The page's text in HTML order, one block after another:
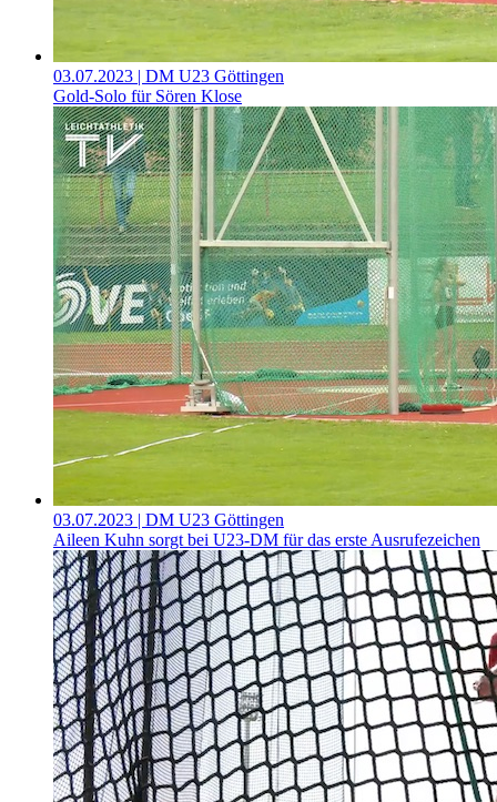
03.07.2023 | DM U23 Göttingen
Gold-Solo für Sören Klose
03.07.2023 | DM U23 Göttingen
Aileen Kuhn sorgt bei U23-DM für das erste Ausrufezeichen